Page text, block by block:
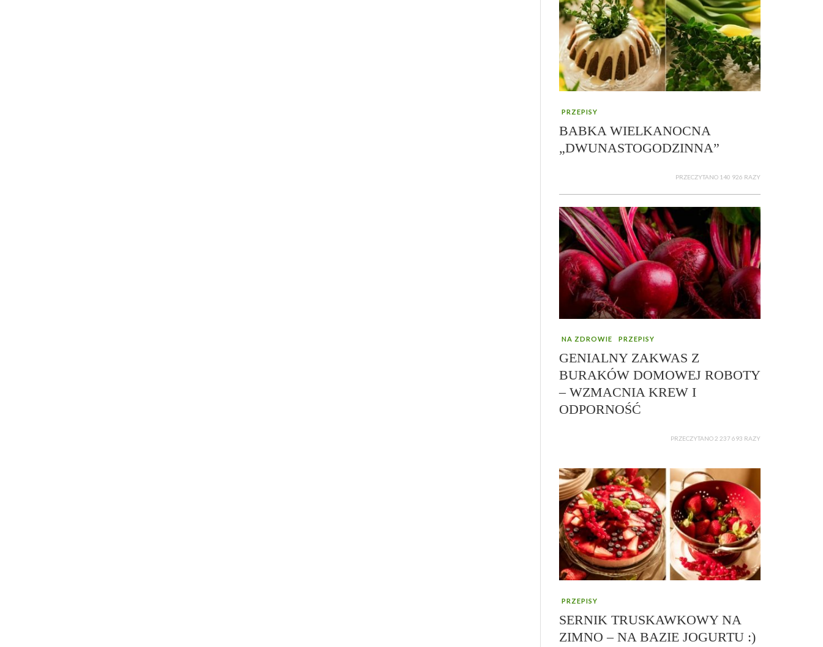
PRZEPISY
BABKA WIELKANOCNA
„DWUNASTOGODZINNA”
PRZECZYTANO 140 926 RAZY
NA ZDROWIE PRZEPISY
GENIALNY ZAKWAS Z
BURAKÓW DOMOWEJ ROBOTY
– WZMACNIA KREW I
ODPORNOŚĆ
PRZECZYTANO 2 237 693 RAZY
PRZEPISY
SERNIK TRUSKAWKOWY NA
ZIMNO – NA BAZIE JOGURTU :)